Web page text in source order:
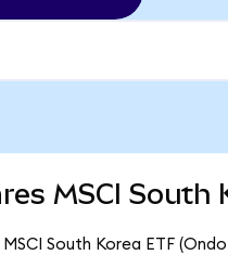
MSCI South
MSCI South Korea ETF